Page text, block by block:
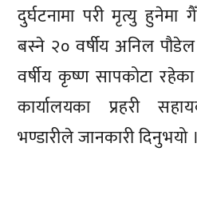
दुर्घटनामा परी मृत्यु हुनेमा
बस्ने २० वर्षीय अनिल
वर्षीय कृष्ण सापकोटा
कार्यालयका प्रहरी
भण्डारीले जानकारी दिनुभयो ।